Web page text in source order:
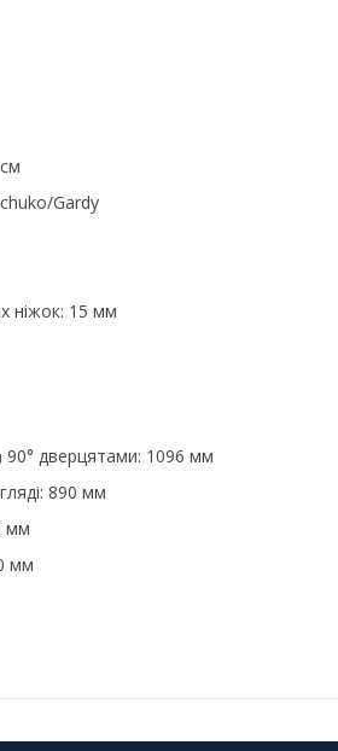
Gardy
ніжок: 15 мм
90° дверцятами: 1096 мм
890 мм
мм
мм